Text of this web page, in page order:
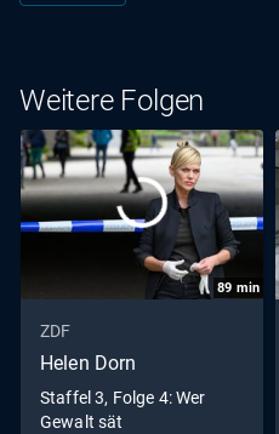
Weitere Folgen
89 min
ZDF
Helen Dorn
Staffel 3, Folge 4: Wer
Gewalt sät